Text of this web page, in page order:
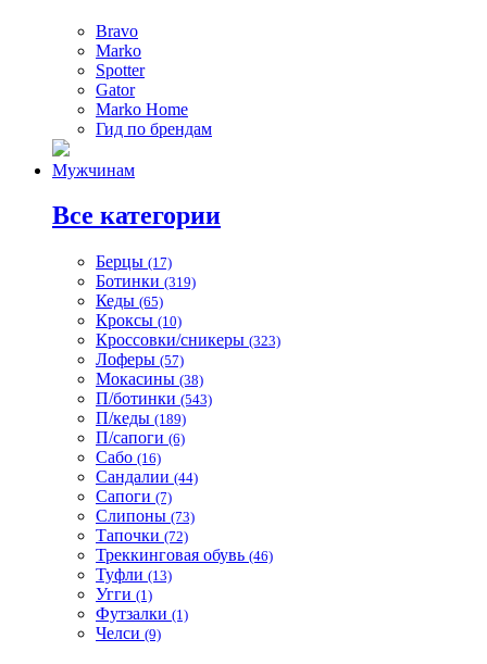
Bravo
Marko
Spotter
Gator
Marko Home
Гид по брендам
Мужчинам
Все категории
Берцы (17)
Ботинки (319)
Кеды (65)
Кроксы (10)
Кроссовки/сникеры (323)
Лоферы (57)
Мокасины (38)
П/ботинки (543)
П/кеды (189)
П/сапоги (6)
Сабо (16)
Сандалии (44)
Сапоги (7)
Слипоны (73)
Тапочки (72)
Треккинговая обувь (46)
Туфли (13)
Угги (1)
Футзалки (1)
Челси (9)